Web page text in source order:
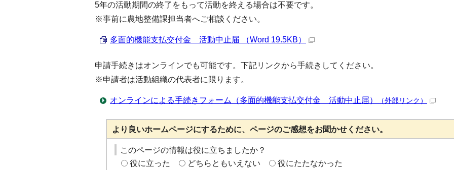
5年の活動期間の終了をもって活動を終える場合は不要です。
※事前に農地整備課担当者へご相談ください。
多面的機能支払交付金 活動中止届 （Word 19.5KB）
申請手続きはオンラインでも可能です。下記リンクから手続きしてください。
※申請者は活動組織の代表者に限ります。
オンラインによる手続きフォーム（多面的機能支払交付金 活動中止届） （外部リンク）
より良いホームページにするために、ページのご感想をお聞かせください。
このページの情報は役に立ちましたか？
役に立った
どちらともいえない 役にたたなかった